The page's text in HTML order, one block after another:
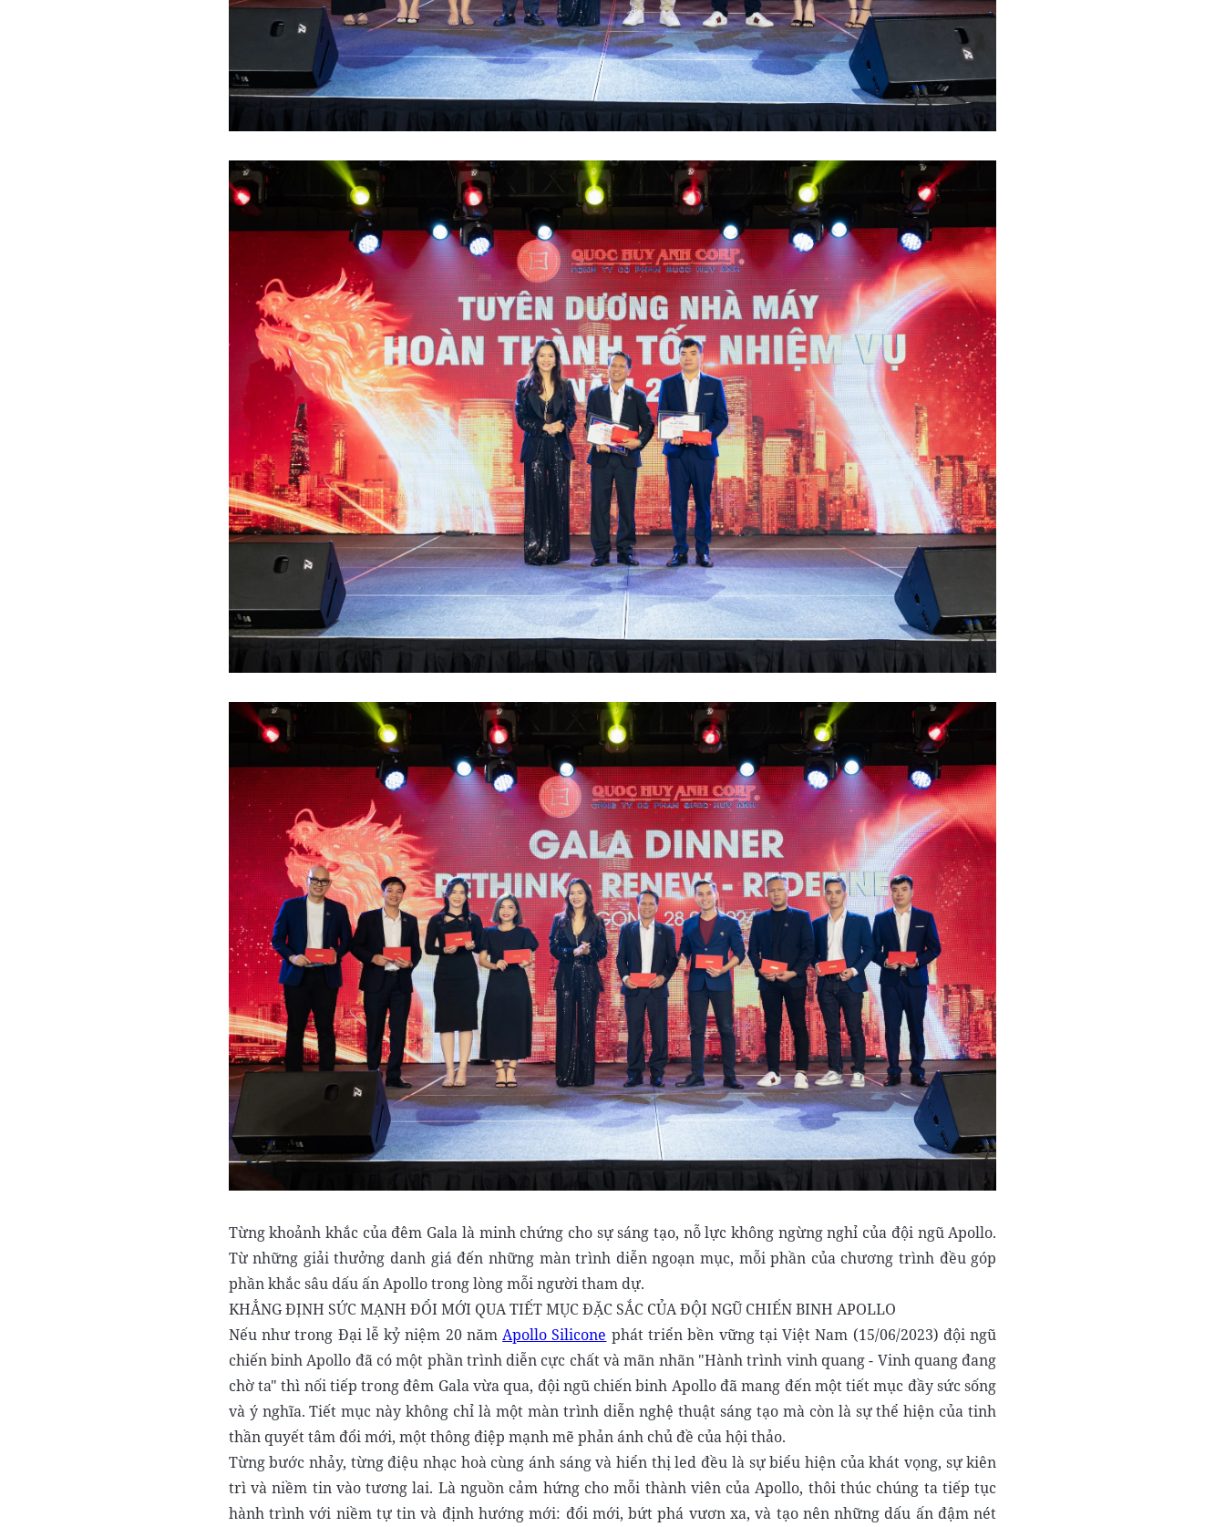
Từng khoảnh khắc của đêm Gala là minh chứng cho sự sáng tạo, nỗ lực không ngừng nghỉ của đội ngũ Apollo.
Từ những giải thưởng danh giá đến những màn trình diễn ngoạn mục, mỗi phần của chương trình đều góp
phần khắc sâu dấu ấn Apollo trong lòng mỗi người tham dự.
KHẲNG ĐỊNH SỨC MẠNH ĐỔI MỚI QUA TIẾT MỤC ĐẶC SẮC CỦA ĐỘI NGŨ CHIẾN BINH APOLLO
Nếu như trong Đại lễ kỷ niệm 20 nămApollo Silicone phát triển bền vững tại Việt Nam (15/06/2023) đội ngũ
chiến binh Apollo đã có một phần trình diễn cực chất và mãn nhãn "Hành trình vinh quang - Vinh quang đang
chờ ta" thì nối tiếp trong đêm Gala vừa qua, đội ngũ chiến binh Apollo đã mang đến một tiết mục đầy sức sống
và ý nghĩa. Tiết mục này không chỉ là một màn trình diễn nghệ thuật sáng tạo mà còn là sự thể hiện của tinh
thần quyết tâm đổi mới, một thông điệp mạnh mẽ phản ánh chủ đề của hội thảo.
Từng bước nhảy, từng điệu nhạc hoà cùng ánh sáng và hiển thị led đều là sự biểu hiện của khát vọng, sự kiên
trì và niềm tin vào tương lai. Là nguồn cảm hứng cho mỗi thành viên của Apollo, thôi thúc chúng ta tiếp tục
hành trình với niềm tự tin và định hướng mới: đổi mới, bứt phá vươn xa, và tạo nên những dấu ấn đậm nét